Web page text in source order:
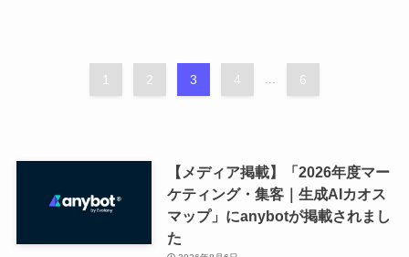
1 2 3 4 ... 6
【メディア掲載】「2026年度マー
ケティング・集客｜生成AIカオス
マップ」にanybotが掲載されまし
た